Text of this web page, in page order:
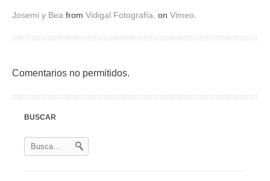
Josemi y Bea from Vidigal Fotografía. on Vimeo.
Comentarios no permitidos.
BUSCAR